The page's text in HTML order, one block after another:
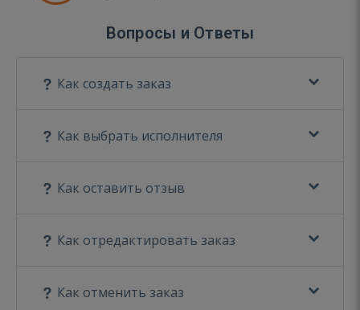
Вопросы и Ответы
Как создать заказ
Как выбрать исполнителя
Как оставить отзыв
Как отредактировать заказ
Как отменить заказ